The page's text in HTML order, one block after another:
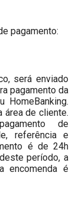
pagamento:
será enviado
pagamento da
HomeBanking.
área de cliente.
de
referência e
é de 24h
período, a
encomenda é